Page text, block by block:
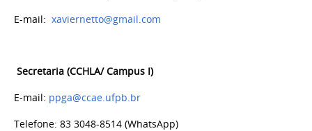
E-mail: xaviernetto@gmail.com
Secretaria (CCHLA/ Campus I)
E-mail: ppga@ccae.ufpb.br
Telefone: 83 3048-8514 (WhatsApp)